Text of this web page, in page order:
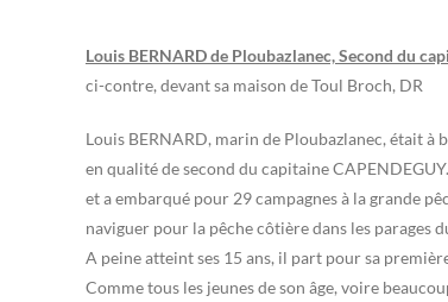
Louis BERNARD de Ploubazlanec, Second du
ci-contre, devant sa maison de Toul Broch, DR
Louis BERNARD, marin de Ploubazlanec, était à
en qualité de second du capitaine
et a embarqué pour 29 campagnes à la grande
naviguer pour la pêche côtière dans les parages
A peine atteint ses 15 ans, il part pour sa
Comme tous les jeunes de son âge, voire